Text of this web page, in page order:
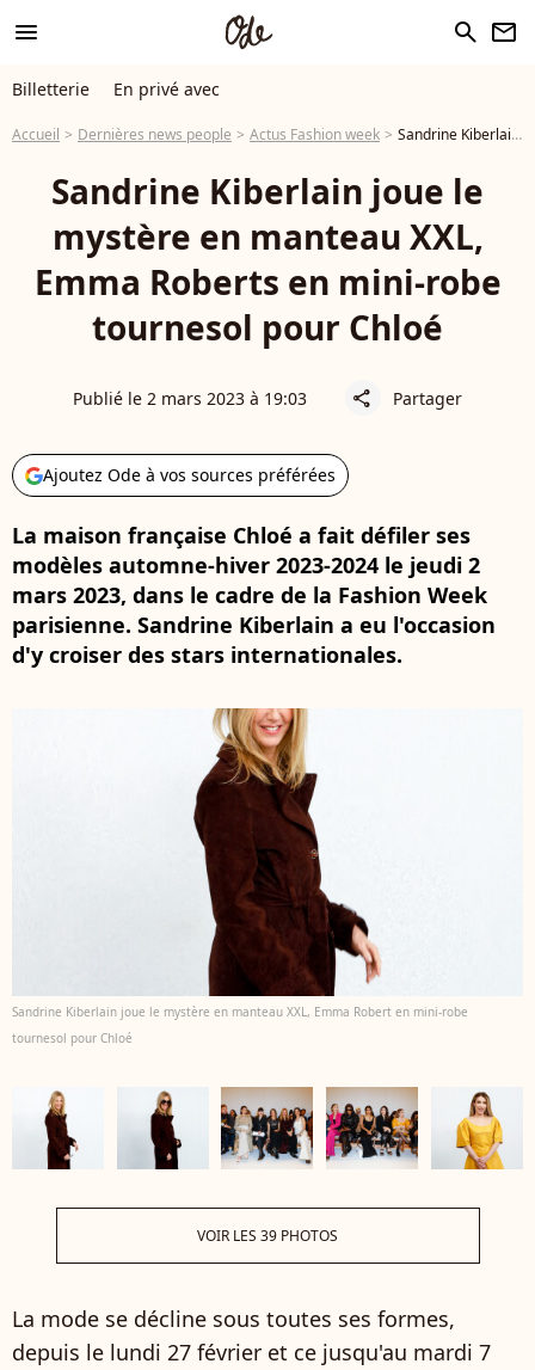
menu search newsletter
Billetterie En privé avec
Accueil Dernières news people Actus Fashion week Sandrine Kiberlain joue le mystère en manteau XXL, Emma Roberts en mini-robe tournesol pour Chloé
Sandrine Kiberlain joue le
mystère en manteau XXL,
Emma Roberts en mini-robe
tournesol pour Chloé
Publié le 2 mars 2023 à 19:03 share Partager
Ajoutez Ode à vos sources préférées
La maison française Chloé a fait défiler ses
modèles automne-hiver 2023-2024 le jeudi 2
mars 2023, dans le cadre de la Fashion Week
parisienne. Sandrine Kiberlain a eu l'occasion
d'y croiser des stars internationales.
Sandrine Kiberlain joue le mystère en manteau XXL, Emma Robert en mini-robe
tournesol pour Chloé
VOIR LES 39 PHOTOS
La mode se décline sous toutes ses formes,
depuis le lundi 27 février et ce jusqu'au mardi 7